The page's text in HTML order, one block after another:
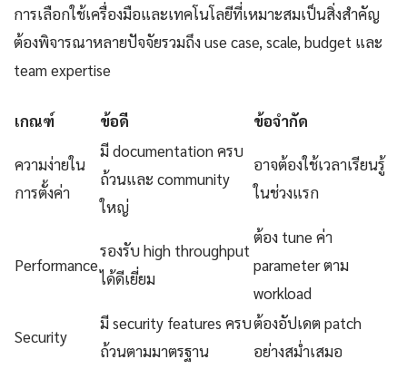
การเลือกใช้เครื่องมือและเทคโนโลยีที่เหมาะสมเป็นสิ่งสำคัญ
ต้องพิจารณาหลายปัจจัยรวมถึง use case, scale, budget และ
team expertise
เกณฑ์ ข้อดี ข้อจำกัด
ความง่ายใน
การตั้งค่า
มี documentation ครบ
ถ้วนและ community
ใหญ่
อาจต้องใช้เวลาเรียนรู้
ในช่วงแรก
Performance
รองรับ high throughput
ได้ดีเยี่ยม
ต้อง tune ค่า
parameter ตาม
workload
Security
มี security features ครบ
ถ้วนตามมาตรฐาน
ต้องอัปเดต patch
อย่างสม่ำเสมอ